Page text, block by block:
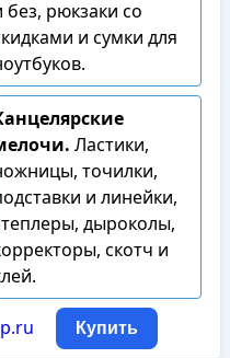
без, рюкзаки со
и сумки для
Ластики,
точилки,
и линейки,
дыроколы,
скотч и
Купить